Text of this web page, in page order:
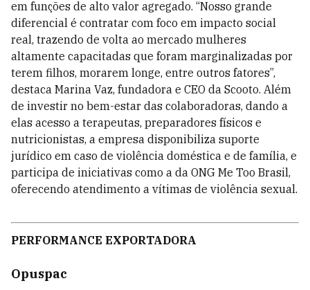
em funções de alto valor agregado. “Nosso grande
diferencial é contratar com foco em impacto social
real, trazendo de volta ao mercado mulheres
altamente capacitadas que foram marginalizadas por
terem filhos, morarem longe, entre outros fatores”,
destaca Marina Vaz, fundadora e CEO da Scooto. Além
de investir no bem-estar das colaboradoras, dando a
elas acesso a terapeutas, preparadores físicos e
nutricionistas, a empresa disponibiliza suporte
jurídico em caso de violência doméstica e de família, e
participa de iniciativas como a da ONG Me Too Brasil,
oferecendo atendimento a vítimas de violência sexual.
PERFORMANCE EXPORTADORA
Opuspac